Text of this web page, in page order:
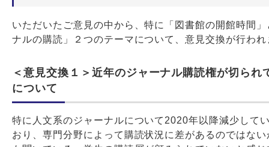
いただいたご意見の中から、特に「図書館の開館時間
ナルの購読」２つのテーマについて、意見交換が行わ
＜意見交換１＞近年のジャーナル購読権が切られ
について
特に人文系のジャーナルについて2020年以降減少して
おり、専門分野によって購読状況に差があるのではな